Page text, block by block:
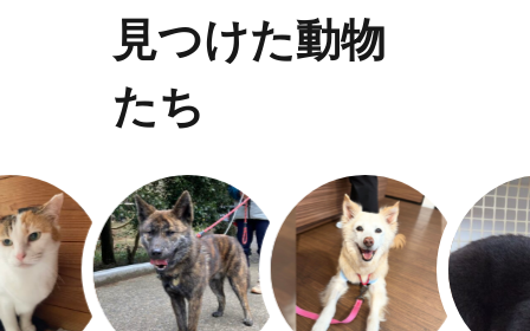
見つけた動物
たち